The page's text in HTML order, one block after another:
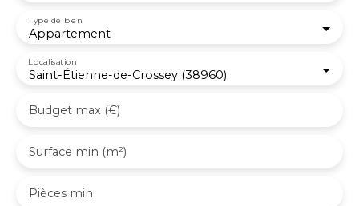
Appartement
Type de bien
Saint-Étienne-de-Crossey (38960)
Localisation
Budget max (€)
Surface min (m²)
Pièces min